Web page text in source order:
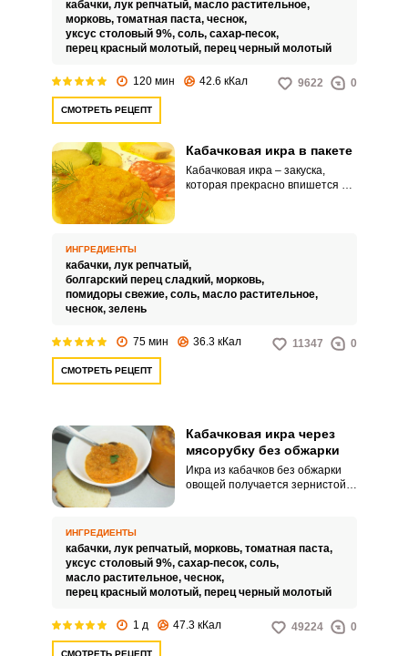
бутерброды. Для того, чтобы
ваша заготовка получилась
максимально нежной и сочной,
отдавайте предпочтение
кожицей. Благодаря рецепту,
кабачковую закуску за
небольшое количество времени,
которая по вкусу значительно
выигрывает у магазинной.
кабачки, лук репчатый, масло растительное,
морковь, томатная паста, чеснок,
уксус столовый 9%, соль, сахар-песок,
перец красный молотый, перец черный молотый
120 мин 42.6 кКал 9622 0
СМОТРЕТЬ РЕЦЕПТ
Кабачковая икра в пакете
Кабачковая икра – закуска,
которая прекрасно впишется не
любое время года.
ИНГРЕДИЕНТЫ
кабачки, лук репчатый,
болгарский перец сладкий, морковь,
помидоры свежие, соль, масло растительное,
чеснок, зелень
75 мин 36.3 кКал 11347 0
СМОТРЕТЬ РЕЦЕПТ
Кабачковая икра через
мясорубку без обжарки
Икра из кабачков без обжарки
овощей получается зернистой,
ИНГРЕДИЕНТЫ
кабачки, лук репчатый, морковь, томатная паста,
уксус столовый 9%, сахар-песок, соль,
масло растительное, чеснок,
перец красный молотый, перец черный молотый
1 д 47.3 кКал 49224 0
СМОТРЕТЬ РЕЦЕПТ